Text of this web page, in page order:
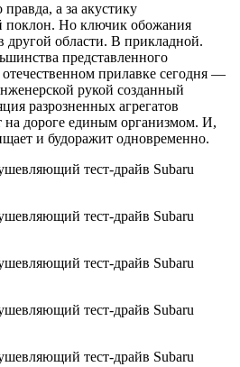
а за акустику
поклон. Но ключик обожания
другой области. В прикладной.
представленного
отечественном прилавке сегодня —
рукой созданный
разрозненных агрегатов
на дороге единым организмом. И,
и будоражит одновременно.